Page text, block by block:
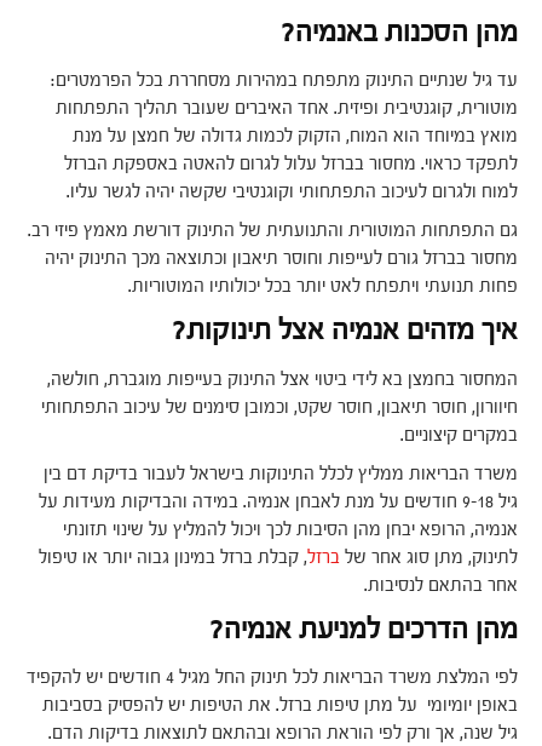
מהן הסכנות באנמיה?
עד גיל שנתיים התינוק מתפתח במהירות מסחררת בכל הפרמטרים:
מוטורית, קוגנטיבית ופיזית. אחד האיברים שעובר תהליך התפתחות
מואץ במיוחד הוא המוח, הזקוק לכמות גדולה של חמצן על מנת
לתפקד כראוי. מחסור בברזל עלול לגרום להאטה באספקת הברזל
למוח ולגרום לעיכוב התפתחותי וקוגנטיבי שקשה יהיה לגשר עליו.
גם התפתחות המוטורית והתנועתית של התינוק דורשת מאמץ פיזי רב.
מחסור בברזל גורם לעייפות וחוסר תיאבון וכתוצאה מכך התינוק יהיה
פחות תנועתי ויתפתח לאט יותר בכל יכולותיו המוטוריות.
איך מזהים אנמיה אצל תינוקות?
המחסור בחמצן בא לידי ביטוי אצל התינוק בעייפות מוגברת, חולשה,
חיוורון, חוסר תיאבון, חוסר שקט, וכמובן סימנים של עיכוב התפתחותי
במקרים קיצוניים.
משרד הבריאות ממליץ לכלל התינוקות בישראל לעבור בדיקת דם בין
גיל 9-18 חודשים על מנת לאבחן אנמיה. במידה והבדיקות מעידות על
אנמיה, הרופא יבחן מהן הסיבות לכך ויכול להמליץ על שינוי תזונתי
לתינוק, מתן סוג אחר של ברזל, קבלת ברזל במינון גבוה יותר או טיפול
אחר בהתאם לנסיבות.
מהן הדרכים למניעת אנמיה?
לפי המלצת משרד הבריאות לכל תינוק החל מגיל 4 חודשים יש להקפיד
באופן יומיומי על מתן טיפות ברזל. את הטיפות יש להפסיק בסביבות
גיל שנה, אך ורק לפי הוראת הרופא ובהתאם לתוצאות בדיקות הדם.